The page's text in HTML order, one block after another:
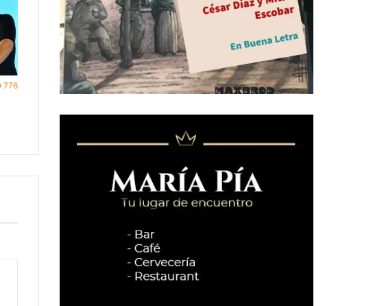
776